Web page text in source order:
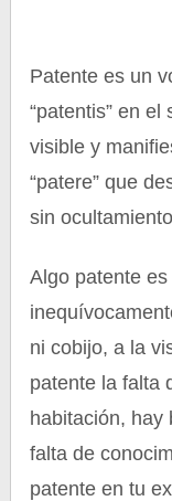
Patente es un
“patentis” en
visible y
“patere” que
sin
Algo patente
ni cobijo, a la
patente la falta
habitación, hay
falta de
patente en tu